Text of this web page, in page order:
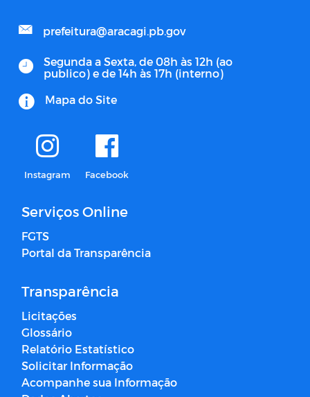
prefeitura@aracagi.pb.gov
Segunda a Sexta, de 08h às 12h (ao
publico) e de 14h às 17h (interno)
Mapa do Site
Instagram Facebook
Serviços Online
FGTS
Portal da Transparência
Transparência
Licitações
Glossário
Relatório Estatístico
Solicitar Informação
Acompanhe sua Informação